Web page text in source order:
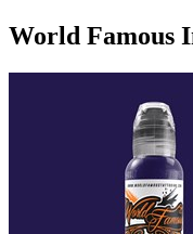
World Famous